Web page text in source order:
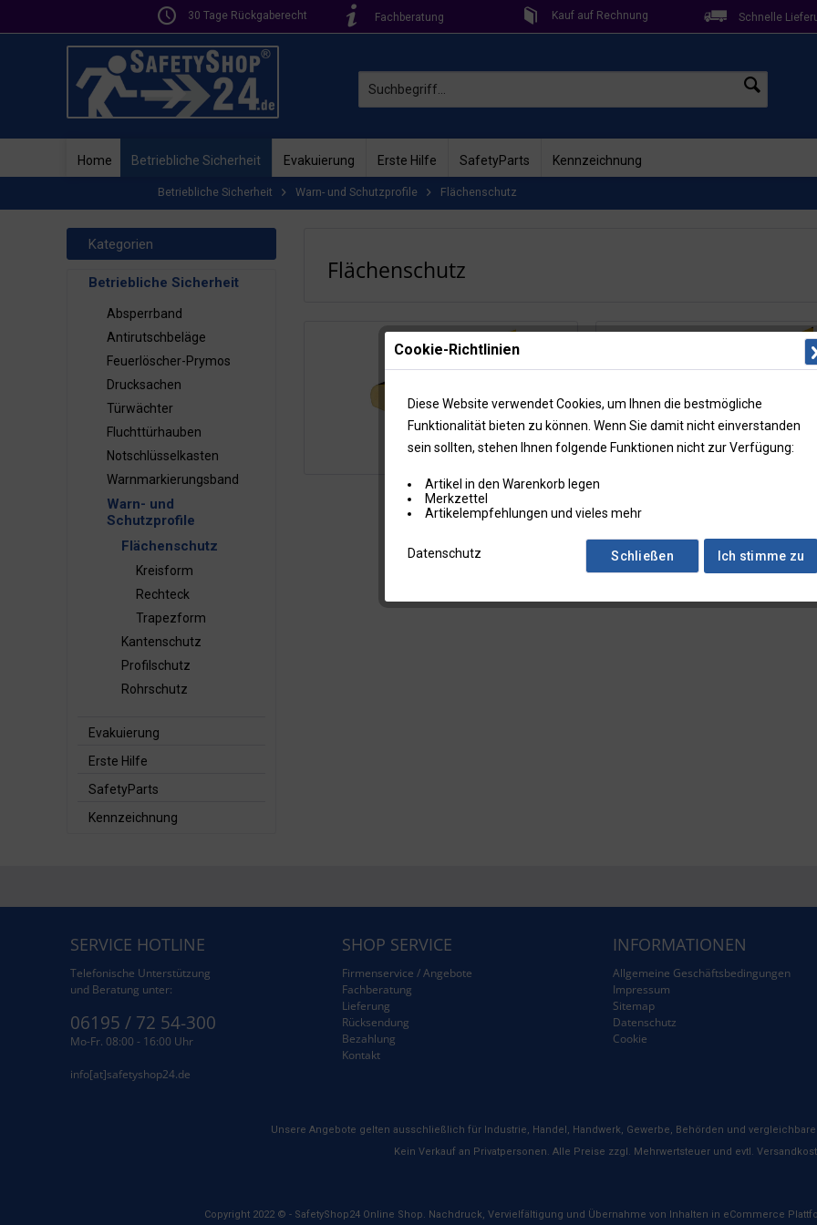
30 Tage Rückgaberecht Fachberatung Kauf auf Rechnung Schnelle
Home Betriebliche Sicherheit Evakuierung Erste Hilfe SafetyParts Kennzeichnung
Betriebliche Sicherheit Warn- und Schutzprofile Flächenschutz
Kategorien
Betriebliche Sicherheit
Absperrband
Antirutschbeläge
Feuerlöscher-Prymos
Drucksachen
Türwächter
Fluchttürhauben
Notschlüsselkasten
Warnmarkierungsband
Warn- und
Schutzprofile
Flächenschutz
Kreisform
Rechteck
Trapezform
Kantenschutz
Profilschutz
Rohrschutz
Evakuierung
Erste Hilfe
SafetyParts
Kennzeichnung
Flächenschutz
Kreisform Rechteck
SERVICE HOTLINE
Telefonische Unterstützung
und Beratung unter:
06195 / 72 54-300
Mo-Fr. 08:00 - 16:00 Uhr
info[at]safetyshop24.de
SHOP SERVICE
Firmenservice / Angebote
Fachberatung
Lieferung
Rücksendung
Bezahlung
Kontakt
INFORMATIONEN
Allgemeine Geschäftsbedingungen
Impressum
Sitemap
Datenschutz
Cookie
Unsere Angebote gelten ausschließlich für Industrie, Handel, Handwerk, Gewerbe, Behörden und
Kein Verkauf an Privatpersonen. Alle Preise zzgl. Mehrwertsteuer und evtl.
Copyright 2022 © - SafetyShop24 Online Shop. Nachdruck, Vervielfältigung und Übernahme von Inhalten in eCommerce
Cookie-Richtlinien
Diese Website verwendet Cookies, um Ihnen die bestmögliche
Funktionalität bieten zu können. Wenn Sie damit nicht einverstanden
sein sollten, stehen Ihnen folgende Funktionen nicht zur Verfügung:
Artikel in den Warenkorb legen
Merkzettel
Artikelempfehlungen und vieles mehr
Datenschutz Ich stimme zu
Schließen